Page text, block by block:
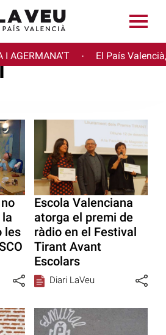
I AGERMANA'T · El País
les
Escola Valenciana
atorga el premi de
ràdio en el Festival
Tirant Avant
Escolars
Diari LaVeu